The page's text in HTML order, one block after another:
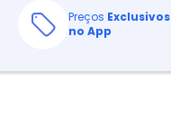
Preços Exclusivos
no App